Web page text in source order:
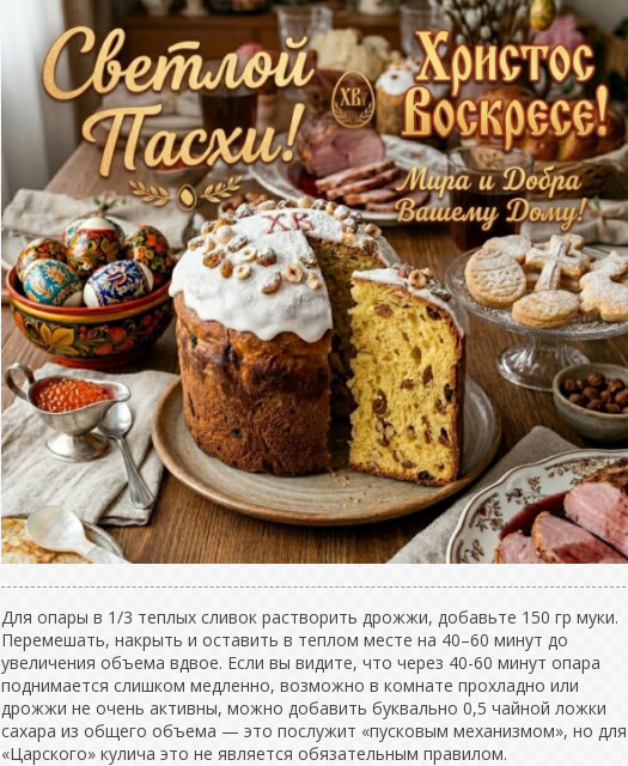
Для опары в 1/3 теплых сливок растворить дрожжи, добавьте 150 гр муки.
Перемешать, накрыть и оставить в теплом месте на 40–60 минут до
увеличения объема вдвое. Если вы видите, что через 40-60 минут опара
поднимается слишком медленно, возможно в комнате прохладно или
дрожжи не очень активны, можно добавить буквально 0,5 чайной ложки
сахара из общего объема — это послужит «пусковым механизмом», но для
«Царского» кулича это не является обязательным правилом.